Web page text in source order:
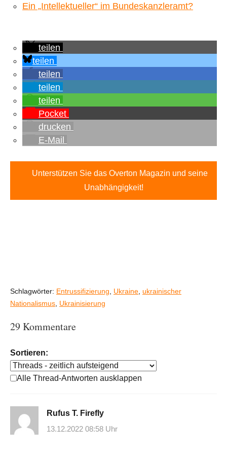
Ein „Intellektueller“ im Bundeskanzleramt?
teilen
teilen
teilen
teilen
teilen
Pocket
drucken
E-Mail
Unterstützen Sie das Overton Magazin und seine
Unabhängigkeit!
Schlagwörter: Entrussifizierung Ukraine ukrainischer
Nationalismus Ukrainisierung
29 Kommentare
Sortieren:
Alle Thread-Antworten ausklappen
Rufus T. Firefly
13.12.2022 08:58 Uhr